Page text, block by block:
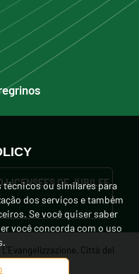
LICENSEES OF JUBILEE
Città del
riservati.
ou similares para
dos serviços e também
Se você quiser saber
você concorda com o uso